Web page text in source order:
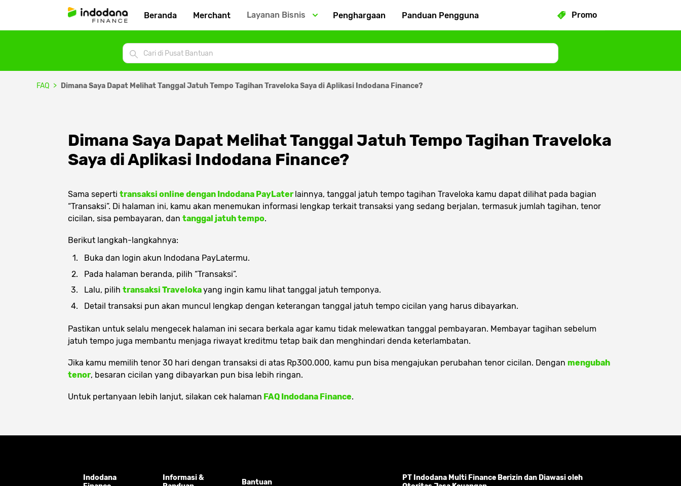
Beranda Merchant Layanan Bisnis Penghargaan Panduan Pengguna Promo
FAQ Dimana Saya Dapat Melihat Tanggal Jatuh Tempo Tagihan Traveloka Saya di Aplikasi Indodana Finance?
Dimana Saya Dapat Melihat Tanggal Jatuh Tempo Tagihan Traveloka
Saya di Aplikasi Indodana Finance?
Sama sepertitransaksionline dengan Indodana PayLaterlainnya, tanggal jatuh tempo tagihan Traveloka kamu dapat dilihat pada bagian
“Transaksi”. Di halaman ini, kamu akan menemukan informasi lengkap terkait transaksi yang sedang berjalan, termasuk jumlah tagihan, tenor
cicilan, sisa pembayaran, dantanggal jatuh tempo.
Berikut langkah-langkahnya:
Buka dan login akun Indodana PayLatermu.
Pada halaman beranda, pilih “Transaksi”.
Lalu, pilihtransaksi Travelokayang ingin kamu lihat tanggal jatuh temponya.
Detail transaksi pun akan muncul lengkap dengan keterangan tanggal jatuh tempo cicilan yang harus dibayarkan.
Pastikan untuk selalu mengecek halaman ini secara berkala agar kamu tidak melewatkan tanggal pembayaran. Membayar tagihan sebelum
jatuh tempo juga membantu menjaga riwayat kreditmu tetap baik dan menghindari denda keterlambatan.
Jika kamu memilih tenor 30 hari dengan transaksi di atas Rp300.000, kamu pun bisa mengajukan perubahan tenor cicilan. Dengan mengubah
tenor, besaran cicilan yang dibayarkan pun bisa lebih ringan.
Untuk pertanyaan lebih lanjut, silakan cek halaman FAQ Indodana Finance.
Indodana
Informasi &
Bantuan
PT Indodana Multi Finance Berizin dan Diawasi oleh